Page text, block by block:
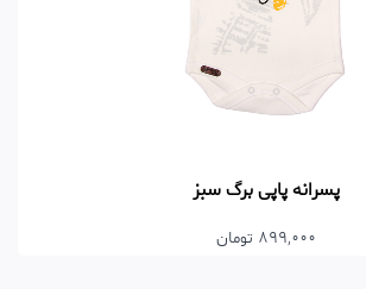
پسرانه پاپی برگ سبز
899,000 تومان